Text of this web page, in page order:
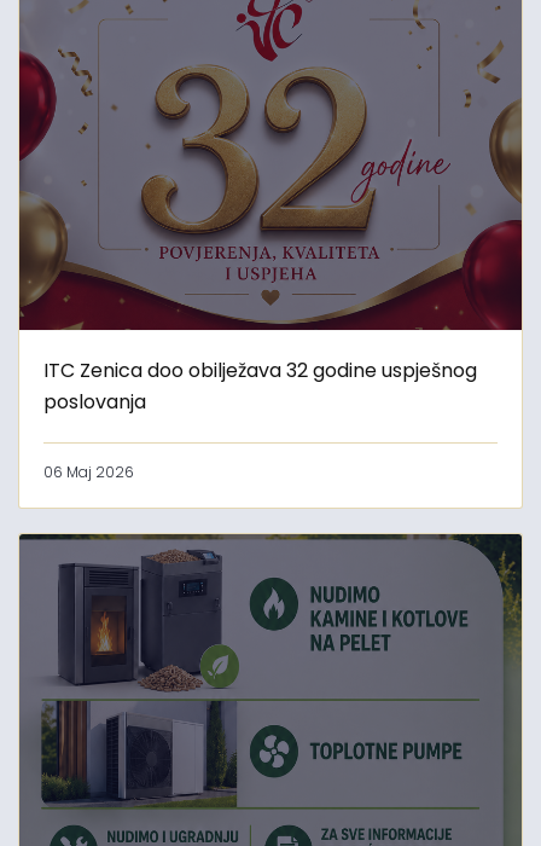
ITC Zenica doo obilježava 32 godine uspješnog
poslovanja
06 Maj 2026